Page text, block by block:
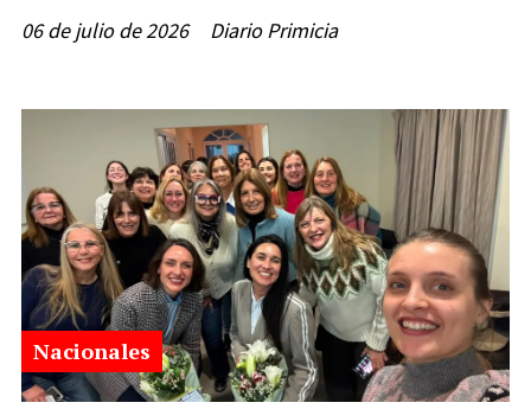
Diario Primicia
06 de julio de 2026
Nacionales